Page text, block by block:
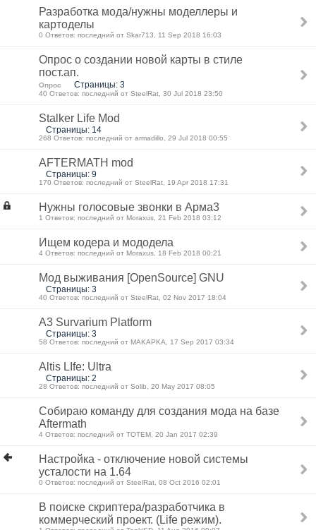
Разработка мода/нужны моделлеры и
картоделы
0 Ответов: последний от Skar713, 11 Sep 2018 16:03
Опрос о создании новой карты в стиле
пост.ап.
Опрос Страницы: 3
40 Ответов: последний от SteelRat, 30 Jul 2018 23:50
Stalker Life Mod
Страницы: 14
268 Ответов: последний от armadillo, 29 Jul 2018 00:55
AFTERMATH mod
Страницы: 9
170 Ответов: последний от SteelRat, 19 Apr 2018 17:31
Нужны голосовые звонки в Арма3
1 Ответов: последний от Moraxus, 21 Feb 2018 03:12
Ищем кодера и мододела
4 Ответов: последний от Moraxus, 18 Feb 2018 00:21
Мод выживания [OpenSource] GNU
Страницы: 3
40 Ответов: последний от SteelRat, 02 Nov 2017 18:04
A3 Survarium Platform
Страницы: 3
58 Ответов: последний от MAKAPKA, 17 Sep 2017 03:34
Altis LIfe: Ultra
Страницы: 2
28 Ответов: последний от Solib, 20 May 2017 08:05
Собираю команду для создания мода на базе
Aftermath
4 Ответов: последний от TOTEM, 20 Jan 2017 02:39
Настройка - отключение новой системы
усталости на 1.64
0 Ответов: последний от SteelRat, 08 Oct 2016 02:01
В поиске скриптера/разработчика в
коммерческий проект. (Life режим).